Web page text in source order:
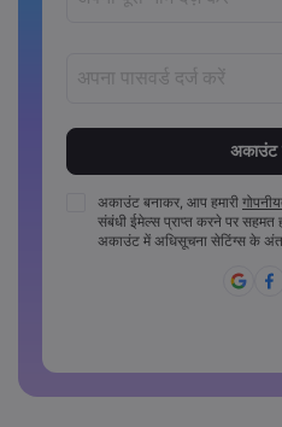
पासवर्डों में कम से कम 1 अपरकेस
पासवर्डों में कम से कम 1 लोअरकेस
पासवर्ड का साझा रूप से उपयोग नहीं
अकाउंट बनाकर, आप हमारी
संबंधी ईमेल्स प्राप्त करने पर
अकाउंट में अधिसूचना सेटिंग्स के